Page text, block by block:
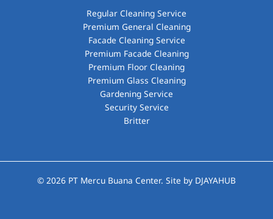
Regular Cleaning Service
Premium General Cleaning
Facade Cleaning Service
Premium Facade Cleaning
Premium Floor Cleaning
Premium Glass Cleaning​
Gardening Service
Security Service
Britter
© 2026 PT Mercu Buana Center. Site by DJAYAHUB